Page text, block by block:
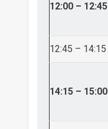
12:00 – 12:45
12:45 – 14:15
14:15 – 15:00